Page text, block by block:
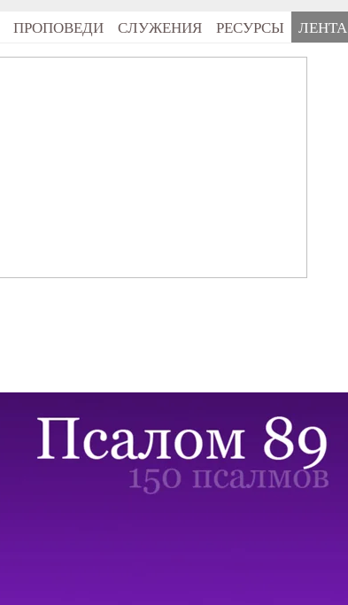
ПРОПОВЕДИ СЛУЖЕНИЯ РЕСУРСЫ ЛЕНТА